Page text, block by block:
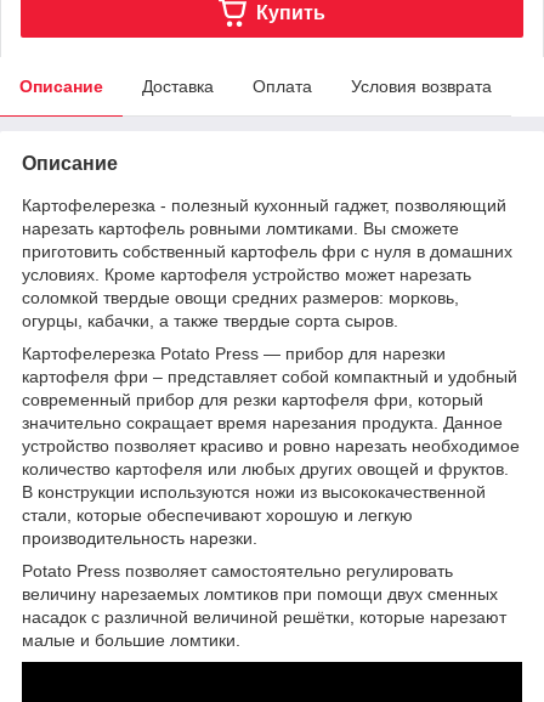
Купить
Описание Доставка Оплата Условия возврата
Описание
Картофелерезка - полезный кухонный гаджет, позволяющий
нарезать картофель ровными ломтиками. Вы сможете
приготовить собственный картофель фри с нуля в домашних
условиях. Кроме картофеля устройство может нарезать
соломкой твердые овощи средних размеров: морковь,
огурцы, кабачки, а также твердые сорта сыров.
Картофелерезка Potato Press — прибор для нарезки
картофеля фри – представляет собой компактный и удобный
современный прибор для резки картофеля фри, который
значительно сокращает время нарезания продукта. Данное
устройство позволяет красиво и ровно нарезать необходимое
количество картофеля или любых других овощей и фруктов.
В конструкции используются ножи из высококачественной
стали, которые обеспечивают хорошую и легкую
производительность нарезки.
Potato Press позволяет самостоятельно регулировать
величину нарезаемых ломтиков при помощи двух сменных
насадок с различной величиной решётки, которые нарезают
малые и большие ломтики.